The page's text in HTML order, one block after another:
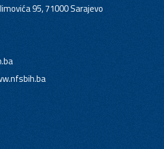
95, 71000 Sarajevo